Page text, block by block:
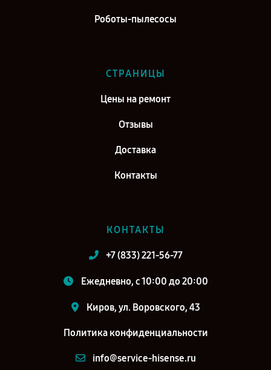
Роботы-пылесосы
СТРАНИЦЫ
Цены на ремонт
Отзывы
Доставка
Контакты
КОНТАКТЫ
+7 (833) 221-56-77
Ежедневно, с 10:00 до 20:00
Киров, ул. Воровского, 43
Политика конфиденциальности
info@service-hisense.ru